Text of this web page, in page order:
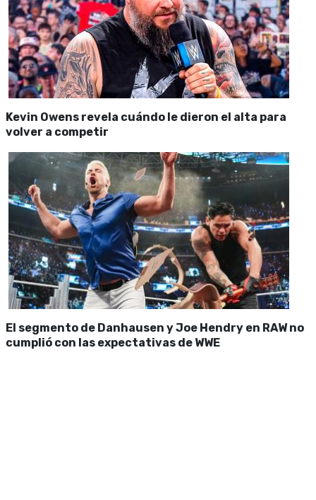
Kevin Owens revela cuándo le dieron el alta para
volver a competir
El segmento de Danhausen y Joe Hendry en RAW no
cumplió con las expectativas de WWE